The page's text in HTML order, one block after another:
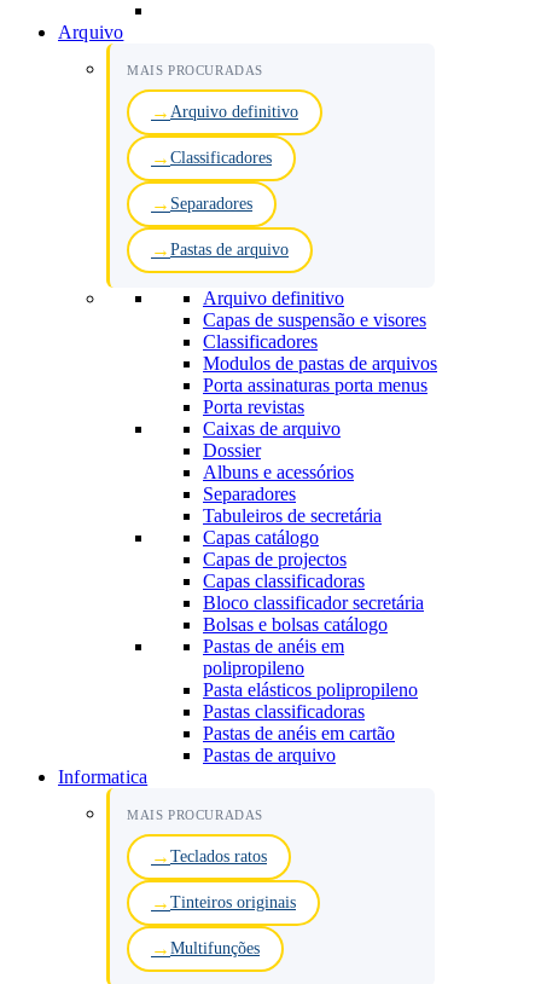
Arquivo
MAIS PROCURADAS
Arquivo definitivo
Classificadores
Separadores
Pastas de arquivo
Arquivo definitivo
Capas de suspensão e visores
Classificadores
Modulos de pastas de arquivos
Porta assinaturas porta menus
Porta revistas
Caixas de arquivo
Dossier
Albuns e acessórios
Separadores
Tabuleiros de secretária
Capas catálogo
Capas de projectos
Capas classificadoras
Bloco classificador secretária
Bolsas e bolsas catálogo
Pastas de anéis em
polipropileno
Pasta elásticos polipropileno
Pastas classificadoras
Pastas de anéis em cartão
Pastas de arquivo
Informatica
MAIS PROCURADAS
Teclados ratos
Tinteiros originais
Multifunções